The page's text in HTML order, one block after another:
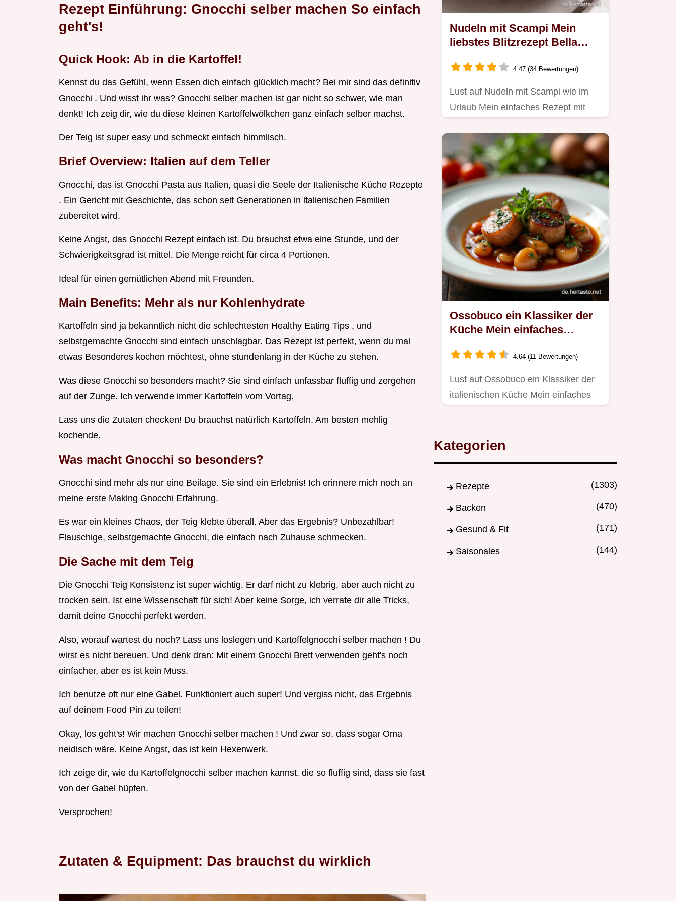
Rezept Einführung: Gnocchi selber machen So einfach
geht's!
Quick Hook: Ab in die Kartoffel!
Kennst du das Gefühl, wenn Essen dich einfach glücklich macht? Bei mir sind das definitiv
Gnocchi . Und wisst ihr was? Gnocchi selber machen ist gar nicht so schwer, wie man
denkt! Ich zeig dir, wie du diese kleinen Kartoffelwölkchen ganz einfach selber machst.
Der Teig ist super easy und schmeckt einfach himmlisch.
Brief Overview: Italien auf dem Teller
Gnocchi, das ist Gnocchi Pasta aus Italien, quasi die Seele der Italienische Küche Rezepte
. Ein Gericht mit Geschichte, das schon seit Generationen in italienischen Familien
zubereitet wird.
Keine Angst, das Gnocchi Rezept einfach ist. Du brauchst etwa eine Stunde, und der
Schwierigkeitsgrad ist mittel. Die Menge reicht für circa 4 Portionen.
Ideal für einen gemütlichen Abend mit Freunden.
Main Benefits: Mehr als nur Kohlenhydrate
Kartoffeln sind ja bekanntlich nicht die schlechtesten Healthy Eating Tips , und
selbstgemachte Gnocchi sind einfach unschlagbar. Das Rezept ist perfekt, wenn du mal
etwas Besonderes kochen möchtest, ohne stundenlang in der Küche zu stehen.
Was diese Gnocchi so besonders macht? Sie sind einfach unfassbar fluffig und zergehen
auf der Zunge. Ich verwende immer Kartoffeln vom Vortag.
Lass uns die Zutaten checken! Du brauchst natürlich Kartoffeln. Am besten mehlig
kochende.
Was macht Gnocchi so besonders?
Gnocchi sind mehr als nur eine Beilage. Sie sind ein Erlebnis! Ich erinnere mich noch an
meine erste Making Gnocchi Erfahrung.
Es war ein kleines Chaos, der Teig klebte überall. Aber das Ergebnis? Unbezahlbar!
Flauschige, selbstgemachte Gnocchi, die einfach nach Zuhause schmecken.
Die Sache mit dem Teig
Die Gnocchi Teig Konsistenz ist super wichtig. Er darf nicht zu klebrig, aber auch nicht zu
trocken sein. Ist eine Wissenschaft für sich! Aber keine Sorge, ich verrate dir alle Tricks,
damit deine Gnocchi perfekt werden.
Also, worauf wartest du noch? Lass uns loslegen und Kartoffelgnocchi selber machen ! Du
wirst es nicht bereuen. Und denk dran: Mit einem Gnocchi Brett verwenden geht's noch
einfacher, aber es ist kein Muss.
Ich benutze oft nur eine Gabel. Funktioniert auch super! Und vergiss nicht, das Ergebnis
auf deinem Food Pin zu teilen!
Okay, los geht's! Wir machen Gnocchi selber machen ! Und zwar so, dass sogar Oma
neidisch wäre. Keine Angst, das ist kein Hexenwerk.
Ich zeige dir, wie du Kartoffelgnocchi selber machen kannst, die so fluffig sind, dass sie fast
von der Gabel hüpfen.
Versprochen!
Zutaten & Equipment: Das brauchst du wirklich
Nudeln mit Scampi Mein
liebstes Blitzrezept Bella
4.47 (34 Bewertungen)
Lust auf Nudeln mit Scampi wie im
Urlaub Mein einfaches Rezept mit
Ossobuco ein Klassiker der
Küche Mein einfaches
4.64 (11 Bewertungen)
Lust auf Ossobuco ein Klassiker der
italienischen Küche Mein einfaches
Kategorien
Rezepte (1303)
Backen (470)
Gesund & Fit (171)
Saisonales (144)